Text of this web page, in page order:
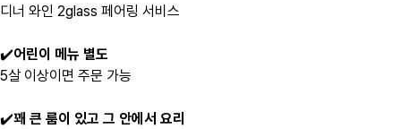
디너 와인 2glass 페어링 서비스
✔️어린이 메뉴 별도
5살 이상이면 주문 가능
✔️꽤 큰 룸이 있고 그 안에서 요리